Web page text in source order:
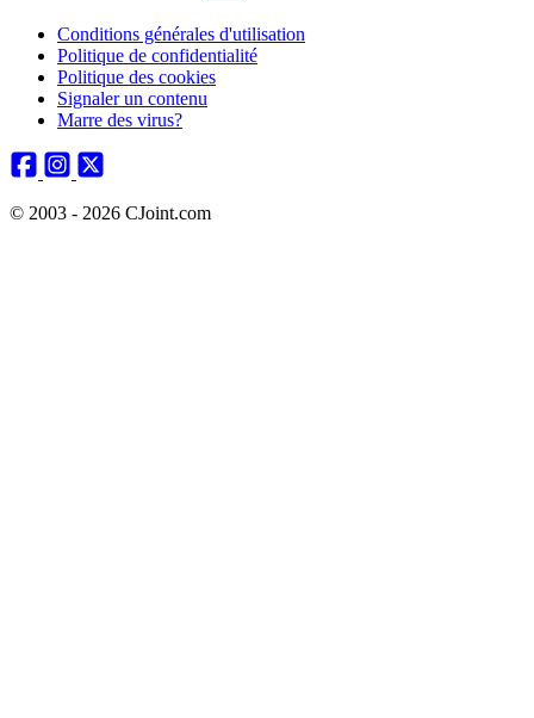
Conditions générales d'utilisation
Politique de confidentialité
Politique des cookies
Signaler un contenu
Marre des virus?
© 2003 - 2026 CJoint.com